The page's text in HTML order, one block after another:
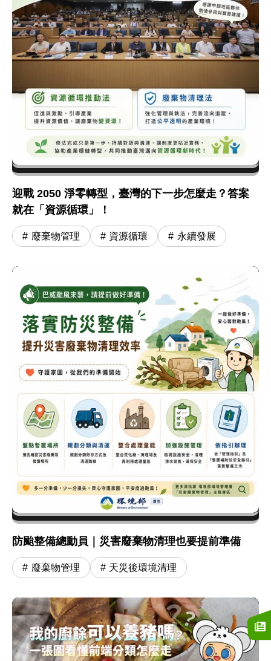
迎戰 2050 淨零轉型，臺灣的下一步怎麼走？答案
就在「資源循環」！
廢棄物管理 資源循環 永續發展
防颱整備總動員｜災害廢棄物清理也要提前準備
廢棄物管理 天災後環境清理